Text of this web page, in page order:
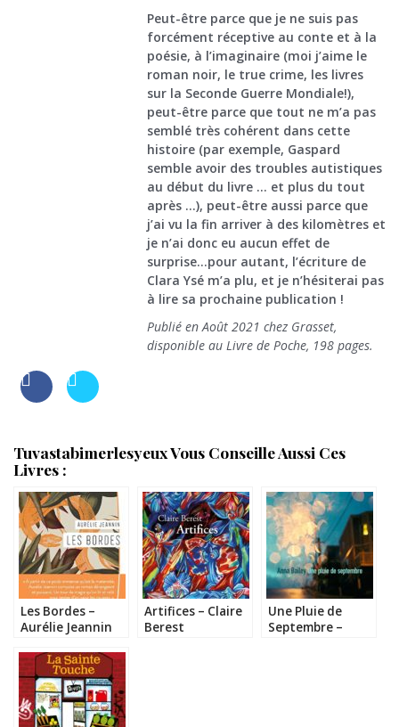
Peut-être parce que je ne suis pas
forcément réceptive au conte et à la
poésie, à l’imaginaire (moi j’aime le
roman noir, le true crime, les livres
sur la Seconde Guerre Mondiale!),
peut-être parce que tout ne m’a pas
semblé très cohérent dans cette
histoire (par exemple, Gaspard
semble avoir des troubles autistiques
au début du livre … et plus du tout
après …), peut-être aussi parce que
j’ai vu la fin arriver à des kilomètres et
je n’ai donc eu aucun effet de
surprise…pour autant, l’écriture de
Clara Ysé m’a plu, et je n’hésiterai pas
à lire sa prochaine publication !
Publié en Août 2021 chez Grasset,
disponible au Livre de Poche, 198 pages.
Tuvastabimerlesyeux Vous Conseille Aussi Ces
Livres :
Les Bordes –
Aurélie Jeannin
Artifices – Claire
Berest
Une Pluie de
Septembre –